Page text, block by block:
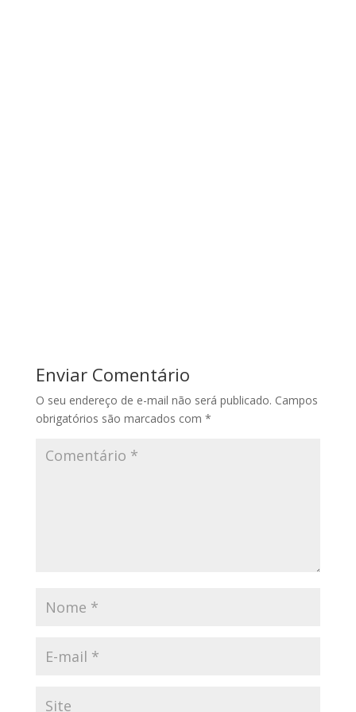
Enviar Comentário
O seu endereço de e-mail não será publicado. Campos
obrigatórios são marcados com *